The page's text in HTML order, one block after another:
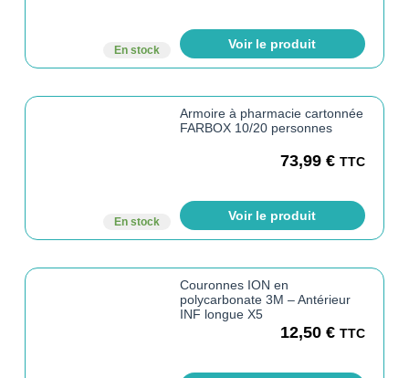
En stock Voir le produit
En stock
Armoire à pharmacie cartonnée
FARBOX 10/20 personnes
73,99€ TTC
Voir le produit
Couronnes ION en
polycarbonate 3M – Antérieur
INF longue X5
12,50€ TTC